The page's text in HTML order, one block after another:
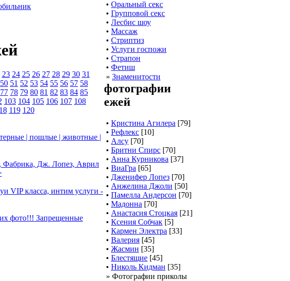
23 24 25 26 27 28 29 30 31
50 51 52 53 54 55 56 57 58
77 78 79 80 81 82 83 84 85
103 104 105 106 107 108
119 120
| пошлые | животные |
Дж. Лопез, Аврил
класса, интим услуги -
фото!!! Запрещенные
• Оральный секс
• Групповой секс
• Лесбис шоу
• Массаж
• Стриптиз
• Услуги госпожи
• Страпон
• Фетиш
» Знаменитости
фотографии
ежей
• Кристина Агилера [79]
• Рефлекс [10]
• Алсу [70]
• Бритни Спирс [70]
• Анна Курникова [37]
• ВиаГра [65]
• Дженифер Лопез [70]
• Анжелина Джоли [50]
• Памелла Андерсон [70]
• Мадонна [70]
• Анастасия Стоцкая [21]
• Ксения Собчак [5]
• Кармен Электра [33]
• Валерия [45]
• Жасмин [35]
• Блестящие [45]
• Николь Кидман [35]
» Фотографии приколы